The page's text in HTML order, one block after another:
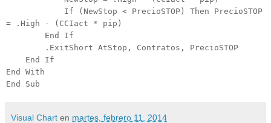
If (NewStop < PrecioSTOP) Then PrecioSTOP
= .High - (CCIact * pip)
End If
.ExitShort AtStop, Contratos, PrecioSTOP
End If
End With
End Sub
Visual Chart en martes, febrero 11, 2014